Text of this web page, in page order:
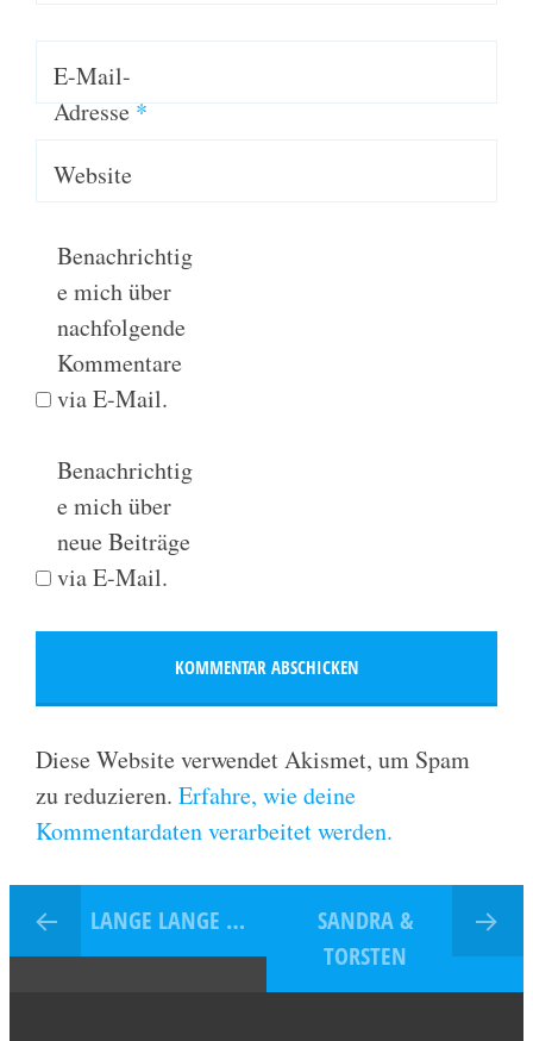
E-Mail-
Adresse*
Website
Benachrichtig
e mich über
nachfolgende
Kommentare
via E-Mail.
Benachrichtig
e mich über
neue Beiträge
via E-Mail.
Diese Website verwendet Akismet, um Spam
zu reduzieren. Erfahre, wie deine
Kommentardaten verarbeitet werden.
LANGE LANGE …
SANDRA &
TORSTEN